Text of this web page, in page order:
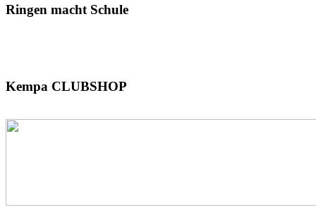
Ringen macht Schule
Kempa CLUBSHOP